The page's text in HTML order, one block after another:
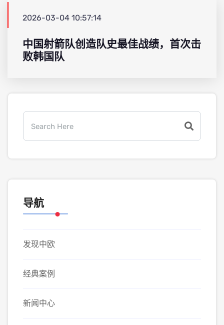
2026-03-04 10:57:14
中国射箭队创造队史最佳战绩，首次击
败韩国队
导航
发现中欧
经典案例
新闻中心